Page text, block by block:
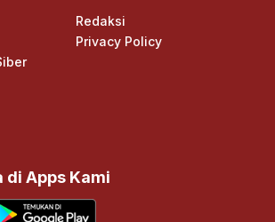
Redaksi
Privacy Policy
di Apps Kami